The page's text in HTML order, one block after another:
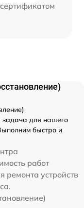
задача для нашего
быстро и
работ
ремонта устройств